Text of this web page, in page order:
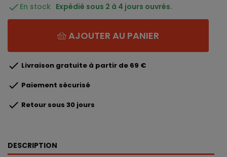
 En stock Expédié sous 2 à 4 jours ouvrés.
AJOUTER AU PANIER
 Livraison gratuite à partir de 69 €
 Paiement sécurisé
 Retour sous 30 jours
DESCRIPTION